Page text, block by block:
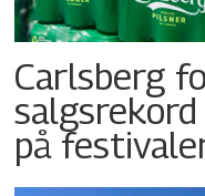
Carlsberg
på